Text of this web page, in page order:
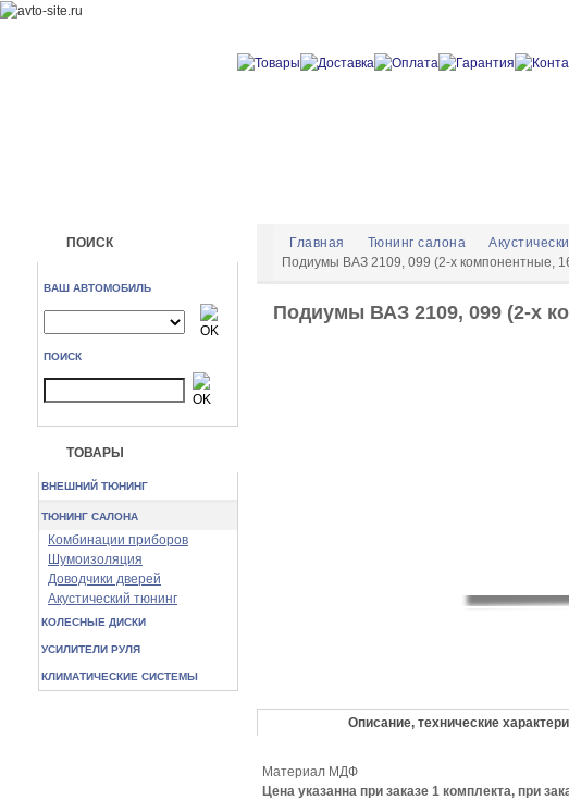
ПОИСК
ВАШ АВТОМОБИЛЬ
ПОИСК
ТОВАРЫ
ВНЕШНИЙ ТЮНИНГ
ТЮНИНГ САЛОНА
Комбинации приборов
Шумоизоляция
Доводчики дверей
Акустический тюнинг
КОЛЕСНЫЕ ДИСКИ
УСИЛИТЕЛИ РУЛЯ
КЛИМАТИЧЕСКИЕ СИСТЕМЫ
Главная Тюнинг салона
Подиумы ВАЗ 2109, 099 (2-х
Подиумы ВАЗ 2109, 099 (2-х
Описание, технические
Материал МДФ
Цена указанна при заказе 1 комплекта, при